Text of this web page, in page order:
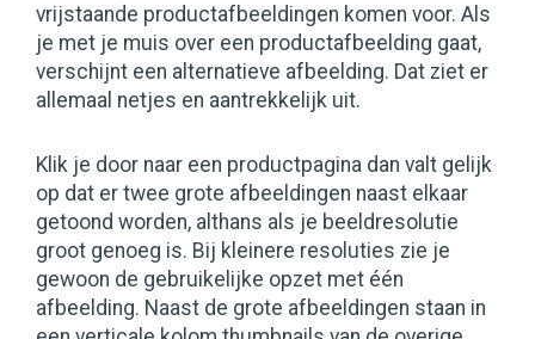
vrijstaande productafbeeldingen komen voor. Als
je met je muis over een productafbeelding gaat,
verschijnt een alternatieve afbeelding. Dat ziet er
allemaal netjes en aantrekkelijk uit.
Klik je door naar een productpagina dan valt gelijk
op dat er twee grote afbeeldingen naast elkaar
getoond worden, althans als je beeldresolutie
groot genoeg is. Bij kleinere resoluties zie je
gewoon de gebruikelijke opzet met één
afbeelding. Naast de grote afbeeldingen staan in